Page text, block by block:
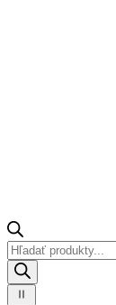
Products
search